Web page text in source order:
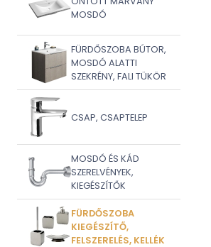
MOSDÓ
FÜRDŐSZOBA BÚTOR,
MOSDÓ ALATTI
SZEKRÉNY, FALI TÜKÖR
CSAP, CSAPTELEP
MOSDÓ ÉS KÁD
SZERELVÉNYEK,
KIEGÉSZÍTŐK
FÜRDŐSZOBA
KIEGÉSZÍTŐ,
FELSZERELÉS, KELLÉK